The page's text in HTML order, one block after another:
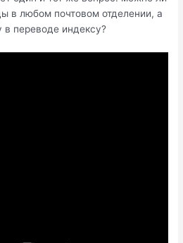
в любом почтовом отделении, а
в переводе индексу?